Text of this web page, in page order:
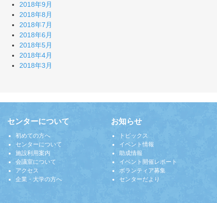
2018年9月
2018年8月
2018年7月
2018年6月
2018年5月
2018年4月
2018年3月
センターについて
初めての方へ
センターについて
施設利用案内
会議室について
アクセス
企業・大学の方へ
お知らせ
トピックス
イベント情報
助成情報
イベント開催レポート
ボランティア募集
センターだより